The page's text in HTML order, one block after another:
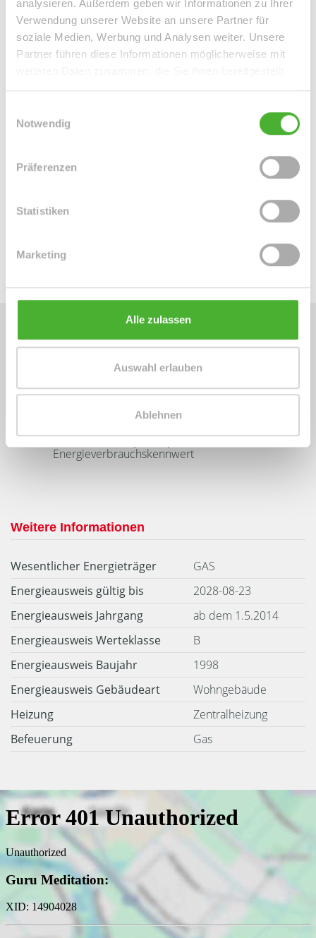
analysieren. Außerdem geben wir Informationen zu Ihrer
Verwendung unserer Website an unsere Partner für
soziale Medien, Werbung und Analysen weiter. Unsere
Partner führen diese Informationen möglicherweise mit
haben oder die sie im Rahmen Ihrer Nutzung der Dienste
Notwendig
Präferenzen
Statistiken
Marketing
Alle zulassen
Auswahl erlauben
Ablehnen
Telefax: 004934298549075
info@le-apis-immobilien.de
Downloads
70 kWh / (m²*a)
Energieverbrauchskennwert
Weitere Informationen
Wesentlicher Energieträger
GAS
Energieausweis gültig bis
2028-08-23
Energieausweis Jahrgang
ab dem 1.5.2014
Energieausweis Werteklasse
B
Energieausweis Baujahr
1998
Energieausweis Gebäudeart
Wohngebäude
Heizung
Zentralheizung
Befeuerung
Gas